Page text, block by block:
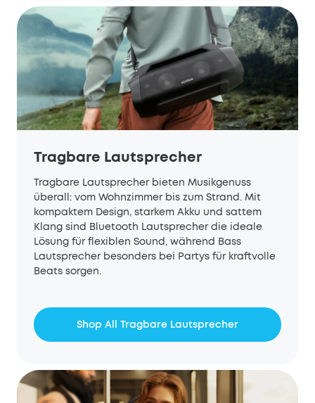
Tragbare Lautsprecher
Tragbare Lautsprecher bieten Musikgenuss
überall: vom Wohnzimmer bis zum Strand. Mit
kompaktem Design, starkem Akku und sattem
Klang sind Bluetooth Lautsprecher die ideale
Lösung für flexiblen Sound, während Bass
Lautsprecher besonders bei Partys für kraftvolle
Beats sorgen.
Shop All Tragbare Lautsprecher